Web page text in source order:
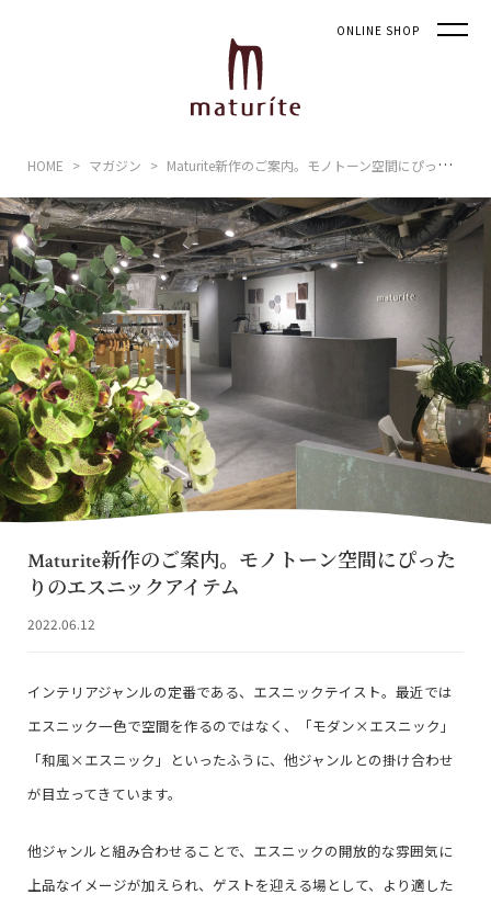
ONLINE SHOP
HOME マガジン Maturite新作のご案内。モノトーン空間にぴったりのエスニックアイテム
Maturite新作のご案内。モノトーン空間にぴった
りのエスニックアイテム
2022.06.12
インテリアジャンルの定番である、エスニックテイスト。最近では
エスニック一色で空間を作るのではなく、「モダン×エスニック」
「和風×エスニック」といったふうに、他ジャンルとの掛け合わせ
が目立ってきています。
他ジャンルと組み合わせることで、エスニックの開放的な雰囲気に
上品なイメージが加えられ、ゲストを迎える場として、より適した